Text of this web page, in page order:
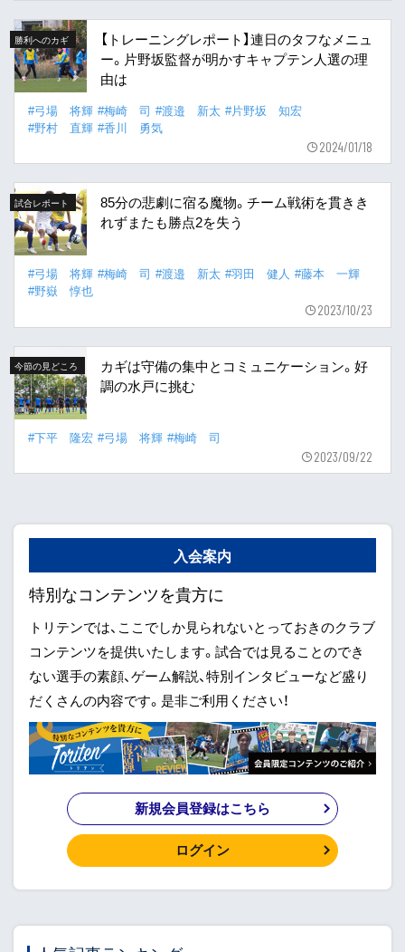
勝利へのカギ
【トレーニングレポート】連日のタフなメニュ
ー。片野坂監督が明かすキャプテン人選の理
由は
#弓場 将輝 #梅崎 司 #渡邉 新太 #片野坂 知宏
#野村 直輝 #香川 勇気
2024/01/18
試合レポート
85分の悲劇に宿る魔物。チーム戦術を貫きき
れずまたも勝点2を失う
#弓場 将輝 #梅崎 司 #渡邉 新太 #羽田 健人 #藤本 一輝
#野嶽 惇也
2023/10/23
今節の見どころ
カギは守備の集中とコミュニケーション。好
調の水戸に挑む
#下平 隆宏 #弓場 将輝 #梅崎 司
2023/09/22
入会案内
特別なコンテンツを貴方に
トリテンでは、ここでしか見られないとっておきのクラブ
コンテンツを提供いたします。試合では見ることのでき
ない選手の素顔、ゲーム解説、特別インタビューなど盛り
だくさんの内容です。是非ご利用ください！
新規会員登録はこちら
ログイン